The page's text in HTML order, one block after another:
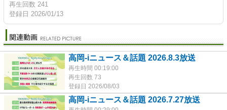
再生回数 241
登録日 2026/01/13
高岡-iニュース＆話題 2026.8.3放送
再生時間 00:19:00
再生回数 73
登録日 2026/08/03
高岡-iニュース＆話題 2026.7.27放送